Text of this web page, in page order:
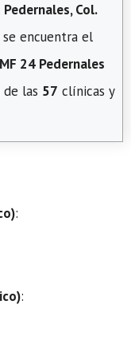
Col.
se encuentra el
24 Pedernales
de las 57 clínicas y
:
: